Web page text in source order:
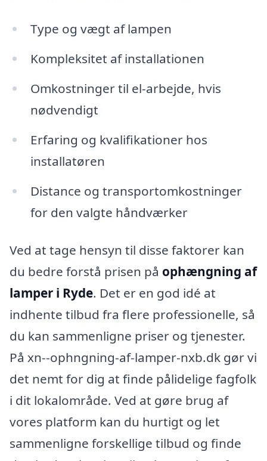
Type og vægt af lampen
Kompleksitet af installationen
Omkostninger til el-arbejde, hvis
nødvendigt
Erfaring og kvalifikationer hos
installatøren
Distance og transportomkostninger
for den valgte håndværker
Ved at tage hensyn til disse faktorer kan
du bedre forstå prisen på ophængning af
lamper i Ryde. Det er en god idé at
indhente tilbud fra flere professionelle, så
du kan sammenligne priser og tjenester.
På xn--ophngning-af-lamper-nxb.dk gør vi
det nemt for dig at finde pålidelige fagfolk
i dit lokalområde. Ved at gøre brug af
vores platform kan du hurtigt og let
sammenligne forskellige tilbud og finde